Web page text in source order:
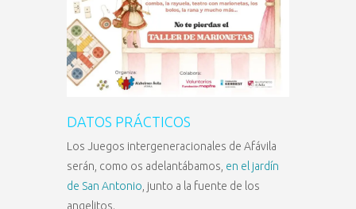
DATOS PRÁCTICOS
Los Juegos intergeneracionales de Afávila
serán, como os adelantábamos, en el jardín
de San Antonio , junto a la fuente de los
angelitos.